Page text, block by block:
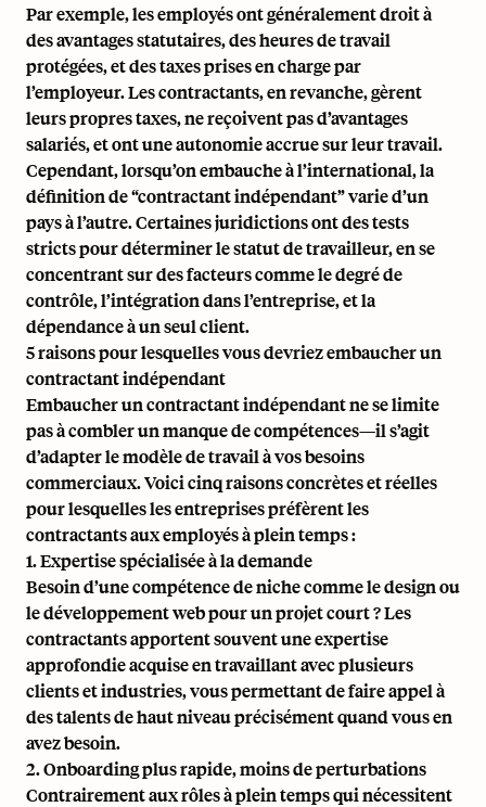
Par exemple, les employés ont généralement droit à
des avantages statutaires, des heures de travail
protégées, et des taxes prises en charge par
l’employeur. Les contractants, en revanche, gèrent
leurs propres taxes, ne reçoivent pas d’avantages
salariés, et ont une autonomie accrue sur leur travail.
Cependant, lorsqu’on embauche à l’international, la
définition de “contractant indépendant” varie d’un
pays à l’autre. Certaines juridictions ont des tests
stricts pour déterminer le statut de travailleur, en se
concentrant sur des facteurs comme le degré de
contrôle, l’intégration dans l’entreprise, et la
dépendance à un seul client.
5 raisons pour lesquelles vous devriez embaucher un
contractant indépendant
Embaucher un contractant indépendant ne se limite
pas à combler un manque de compétences—il s’agit
d’adapter le modèle de travail à vos besoins
commerciaux. Voici cinq raisons concrètes et réelles
pour lesquelles les entreprisespréfèrent les
contractants aux employés à plein temps:
1. Expertise spécialisée à la demande
Besoin d’une compétence de niche comme le design ou
le développement web pour un projet court ? Les
contractants apportent souvent une expertise
approfondie acquise en travaillant avec plusieurs
clients et industries, vous permettant de faire appel à
des talents de haut niveau précisément quand vous en
avez besoin.
2. Onboarding plus rapide, moins de perturbations
Contrairement aux rôles à plein temps qui nécessitent